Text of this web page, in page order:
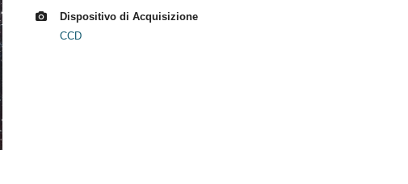
Dispositivo di Acquisizione
CCD